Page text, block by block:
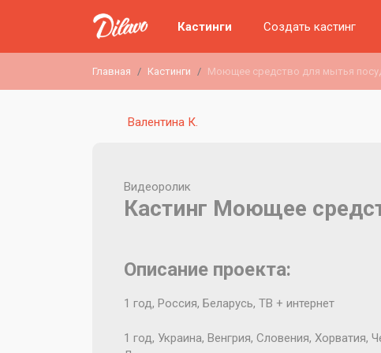
Кастинги Создать кастинг
Главная Кастинги Моющее средство для мытья
Валентина К.
Видеоролик
Кастинг Моющее
Описание проекта:
1 год, Россия, Беларусь, ТВ + интернет
1 год, Украина, Венгрия, Словения, Хорватия,